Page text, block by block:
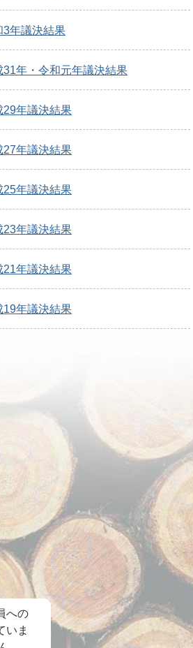
3年議決結果
31年・令和元年議決結果
29年議決結果
27年議決結果
25年議決結果
23年議決結果
21年議決結果
19年議決結果
への
いま